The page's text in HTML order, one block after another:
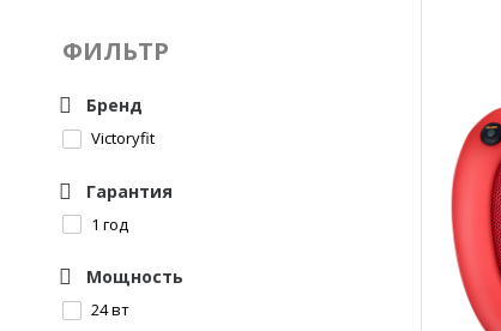
ФИЛЬТР
Бренд
Victoryfit
Гарантия
1 год
Мощность
24 вт